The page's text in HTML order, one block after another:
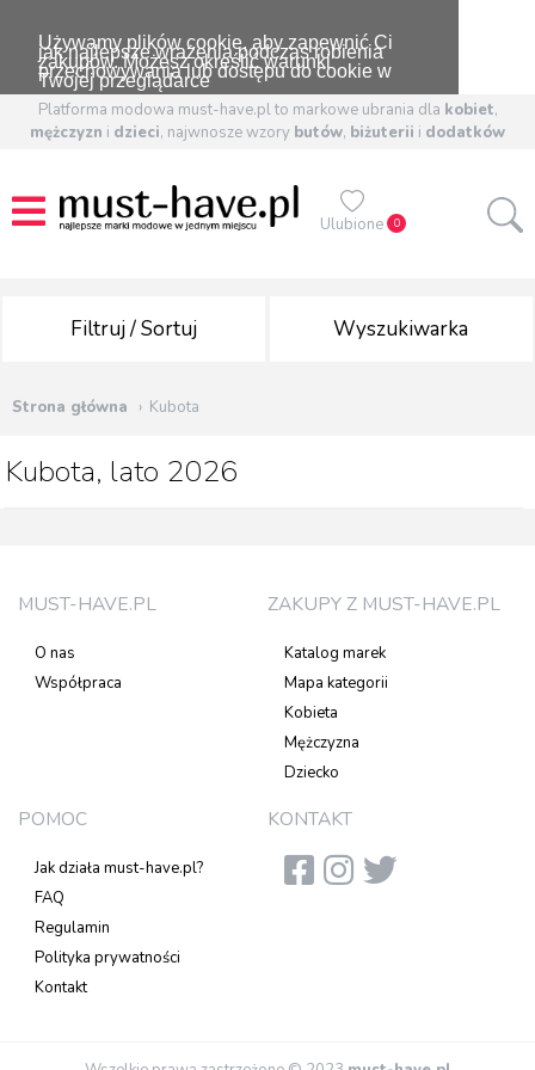
Używamy plików cookie, aby zapewnić Ci
jak najlepsze wrażenia podczas robienia
zakupów. Możesz określić warunki
przechowywania lub dostępu do cookie w
Twojej przeglądarce
Platforma modowa must-have.pl to markowe ubrania dla kobiet,
mężczyzn i dzieci, najwnosze wzory butów, biżuterii i dodatków
Ulubione 0
Filtruj / Sortuj Wyszukiwarka
Strona główna Kubota
Kubota, lato 2026
MUST-HAVE.PL
O nas
Współpraca
ZAKUPY Z MUST-HAVE.PL
Katalog marek
Mapa kategorii
Kobieta
Mężczyzna
Dziecko
POMOC
Jak działa must-have.pl?
FAQ
Regulamin
Polityka prywatności
Kontakt
KONTAKT